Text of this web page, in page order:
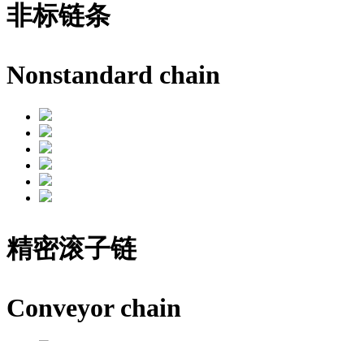
非标链条
Nonstandard chain
精密滚子链
Conveyor chain